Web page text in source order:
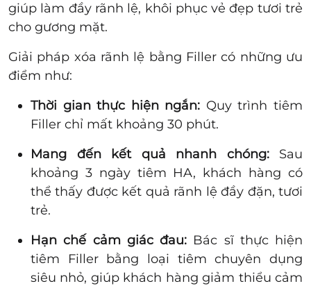
giúp làm đầy rãnh lệ, khôi phục vẻ đẹp tươi trẻ
cho gương mặt.
Giải pháp xóa rãnh lệ bằng Filler có những ưu
điểm như:
Thời gian thực hiện ngắn: Quy trình tiêm
Filler chỉ mất khoảng 30 phút.
Mang đến kết quả nhanh chóng:Sau
khoảng 3 ngày tiêm HA, khách hàng có
thể thấy được kết quả rãnh lệ đầy đặn, tươi
trẻ.
Hạn chế cảm giác đau: Bác sĩ thực hiện
tiêm Filler bằng loại tiêm chuyên dụng
siêu nhỏ, giúp khách hàng giảm thiểu cảm